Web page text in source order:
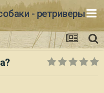
- ретриверы